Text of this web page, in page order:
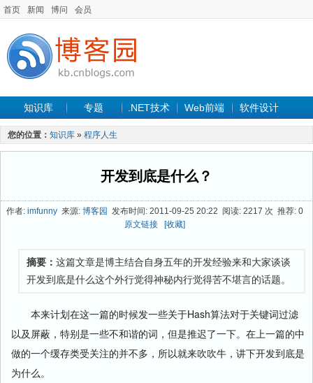
首页 新闻 博问 会员
知识库 专题 .NET技术 Web前端 软件设计
手机开发 软件工程
最新文章
您的位置： 知识库 » 程序人生
开发到底是什么？
作者: imfunny来源: 博客园 发布时间: 2011-09-25 20:22 阅读: 2217 次 推荐: 0
原文链接
[收藏]
摘要： 这篇文章是博主结合自身五年的开发经验来和大家谈谈
开发到底是什么这个外行觉得神秘内行觉得苦不堪言的话题。
本来计划在这一篇的时候发一些关于Hash算法对于关键词过滤
以及屏蔽，特别是一些不和谐的词，但是推迟了一下。在上一篇的中
做的一个缓存类受关注的并不多，所以就来吹吹牛，讲下开发到底是
为什么。